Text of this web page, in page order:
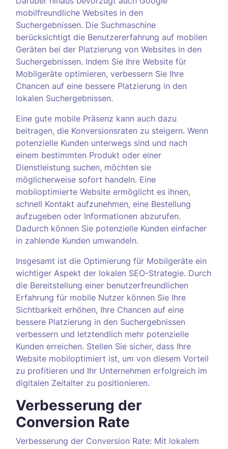
mobilfreundliche Websites in den
Suchergebnissen. Die Suchmaschine
berücksichtigt die Benutzererfahrung auf mobilen
Geräten bei der Platzierung von Websites in den
Suchergebnissen. Indem Sie Ihre Website für
Mobilgeräte optimieren, verbessern Sie Ihre
Chancen auf eine bessere Platzierung in den
lokalen Suchergebnissen.
Eine gute mobile Präsenz kann auch dazu
beitragen, die Konversionsraten zu steigern. Wenn
potenzielle Kunden unterwegs sind und nach
einem bestimmten Produkt oder einer
Dienstleistung suchen, möchten sie
möglicherweise sofort handeln. Eine
mobiloptimierte Website ermöglicht es ihnen,
schnell Kontakt aufzunehmen, eine Bestellung
aufzugeben oder Informationen abzurufen.
Dadurch können Sie potenzielle Kunden einfacher
in zahlende Kunden umwandeln.
Insgesamt ist die Optimierung für Mobilgeräte ein
wichtiger Aspekt der lokalen SEO-Strategie. Durch
die Bereitstellung einer benutzerfreundlichen
Erfahrung für mobile Nutzer können Sie Ihre
Sichtbarkeit erhöhen, Ihre Chancen auf eine
bessere Platzierung in den Suchergebnissen
verbessern und letztendlich mehr potenzielle
Kunden erreichen. Stellen Sie sicher, dass Ihre
Website mobiloptimiert ist, um von diesem Vorteil
zu profitieren und Ihr Unternehmen erfolgreich im
digitalen Zeitalter zu positionieren.
Verbesserung der
Conversion Rate
Verbesserung der Conversion Rate: Mit lokalem